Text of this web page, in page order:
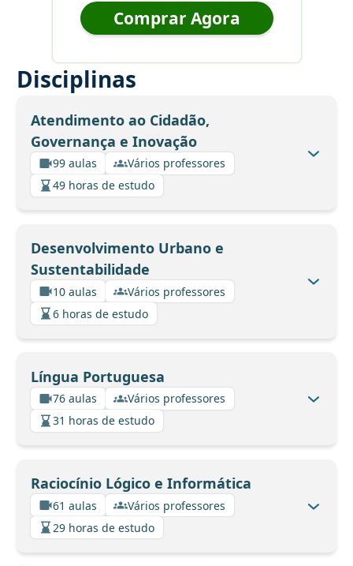
Comprar Agora
Disciplinas
Atendimento ao Cidadão,
Governança e Inovação
99 aulas
Vários professores
49 horas de estudo
Desenvolvimento Urbano e
Sustentabilidade
10 aulas
Vários professores
6 horas de estudo
Língua Portuguesa
76 aulas
Vários professores
31 horas de estudo
Raciocínio Lógico e Informática
61 aulas
Vários professores
29 horas de estudo